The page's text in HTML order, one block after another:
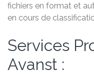
fichiers en format et
en cours de
Services
Avanst :